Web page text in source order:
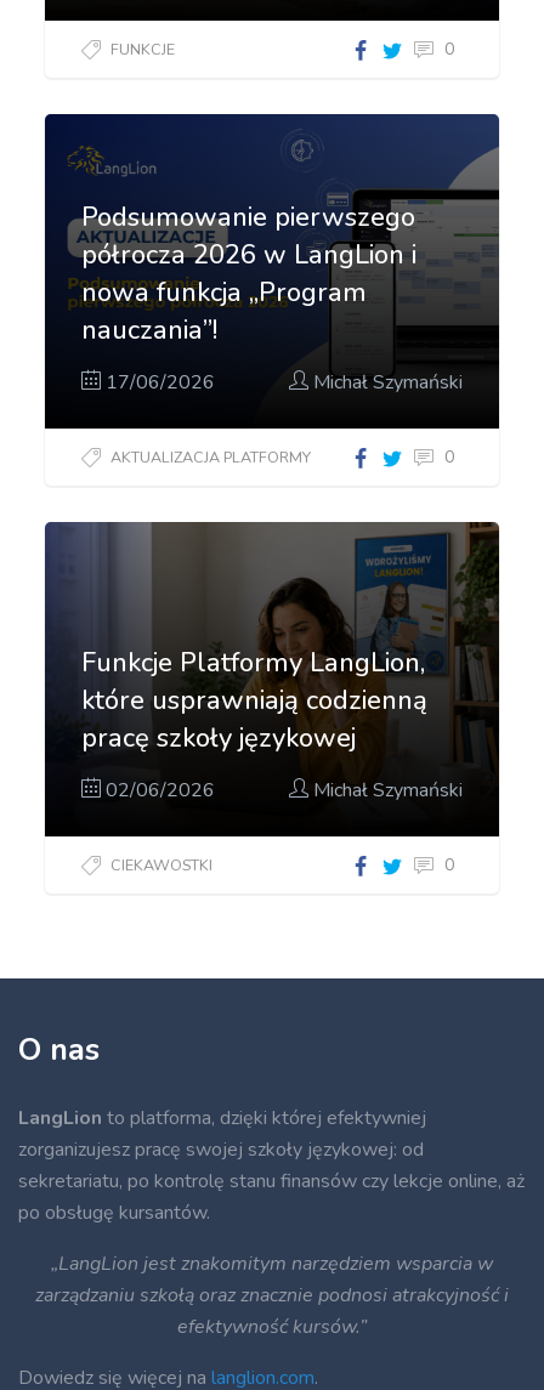
FUNKCJE 0
Podsumowanie pierwszego
półrocza 2026 w LangLion i
nowa funkcja „Program
nauczania”!
17/06/2026 Michał Szymański
AKTUALIZACJA PLATFORMY 0
Funkcje Platformy LangLion,
które usprawniają codzienną
pracę szkoły językowej
02/06/2026 Michał Szymański
CIEKAWOSTKI 0
O nas
LangLion to platforma, dzięki której efektywniej
zorganizujesz pracę swojej szkoły językowej: od
sekretariatu, po kontrolę stanu finansów czy lekcje online, aż
po obsługę kursantów.
„LangLion jest znakomitym narzędziem wsparcia w
zarządzaniu szkołą oraz znacznie podnosi atrakcyjność i
efektywność kursów.”
Dowiedz się więcej na langlion.com.